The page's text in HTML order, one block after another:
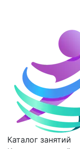
Каталог занятий